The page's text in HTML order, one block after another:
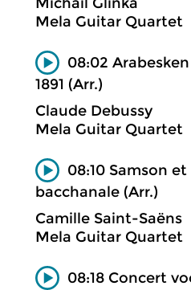
Mela Guitar Quartet
08:02
1891 (Arr.)
Claude Debussy
Mela Guitar Quartet
08:10 Samson
bacchanale (Arr.)
Camille Saint-Saëns
Mela Guitar Quartet
08:18 Concert